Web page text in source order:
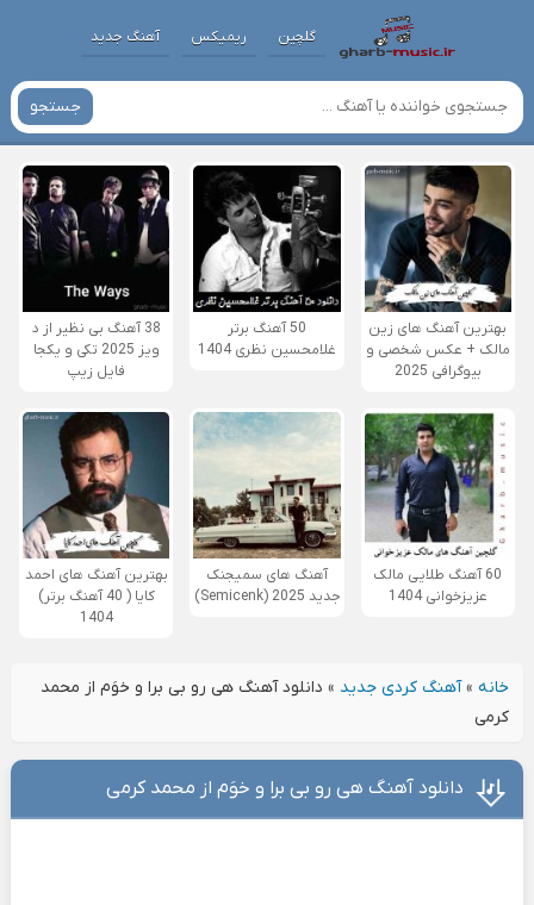
گلچین ریمیکس آهنگ جدید
جستجو
بهترین آهنگ های زین
مالک + عکس شخصی و
بیوگرافی 2025
50 آهنگ برتر
غلامحسین نظری 1404
38 آهنگ بی نظیر از د
ویز 2025 تکی و یکجا
فایل زیپ
60 آهنگ طلایی مالک
عزیزخوانی 1404
آهنگ های سمیجنک
جدید 2025 (Semicenk)
بهترین آهنگ های احمد
کایا ( 40 آهنگ برتر)
1404
خانه»آهنگ کردی جدید » دانلود آهنگ هی رو بی برا و خوَم از محمد
کرمی
دانلود آهنگ هی رو بی برا و خوَم از محمد کرمی